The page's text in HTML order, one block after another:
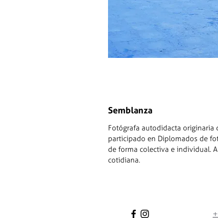
Semblanza
Fotógrafa autodidacta originaria
participado en Diplomados de
de forma colectiva e individual.
cotidiana.